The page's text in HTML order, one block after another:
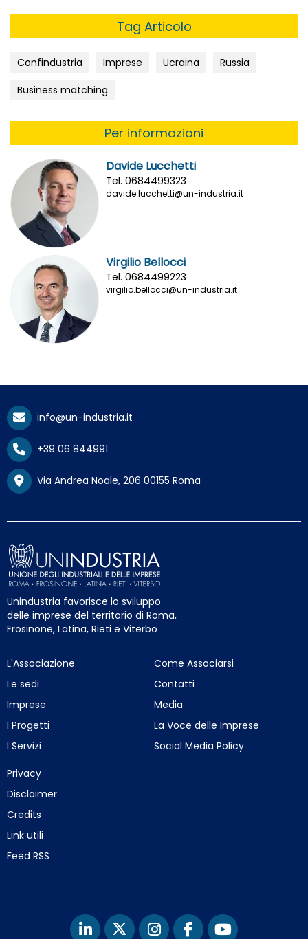
Tag Articolo
Confindustria Imprese Ucraina
Russia
Business matching
Per informazioni
Davide Lucchetti
Tel. 0684499323
davide.lucchetti@un-industria.it
Virgilio Bellocci
Tel. 0684499223
virgilio.bellocci@un-industria.it
info@un-industria.it
+39 06 844991
Via Andrea Noale, 206 00155 Roma
Unindustria favorisce lo sviluppo
delle imprese del territorio di Roma,
Frosinone, Latina, Rieti e Viterbo
L'Associazione
Le sedi
Imprese
I Progetti
I Servizi
Come Associarsi
Contatti
Media
La Voce delle Imprese
Social Media Policy
Privacy
Disclaimer
Credits
Link utili
Feed RSS